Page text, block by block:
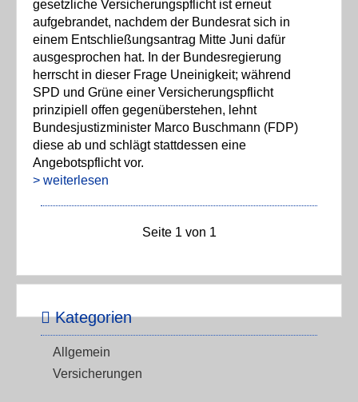
gesetzliche Versicherungspflicht ist erneut
aufgebrandet, nachdem der Bundesrat sich in
einem Entschließungsantrag Mitte Juni dafür
ausgesprochen hat. In der Bundesregierung
herrscht in dieser Frage Uneinigkeit; während
SPD und Grüne einer Versicherungspflicht
prinzipiell offen gegenüberstehen, lehnt
Bundesjustizminister Marco Buschmann (FDP)
diese ab und schlägt stattdessen eine
Angebotspflicht vor.
> weiterlesen
Seite 1 von 1
Kategorien
Allgemein
Versicherungen